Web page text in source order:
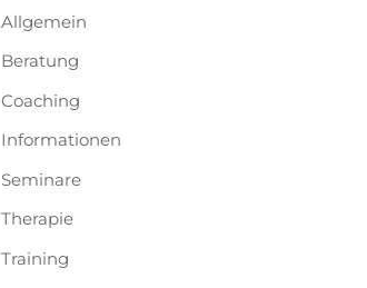
Allgemein
Beratung
Coaching
Informationen
Seminare
Therapie
Training